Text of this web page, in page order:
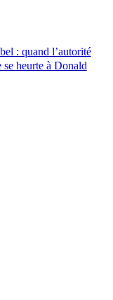
: quand l’autorité
heurte à Donald